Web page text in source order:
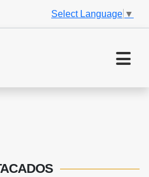
Select Language ▼